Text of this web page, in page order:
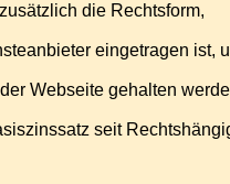
die Rechtsform,
eingetragen ist,
Webseite gehalten
seit